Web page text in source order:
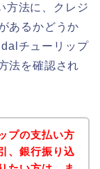
方法に、クレジ
あるかどうか
チューリップ
法を確認され
プの支払い方
、銀行振り込